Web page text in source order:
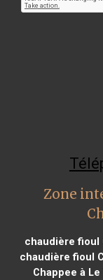
Zone
chaudière fioul
chaudière fioul
Chappee à